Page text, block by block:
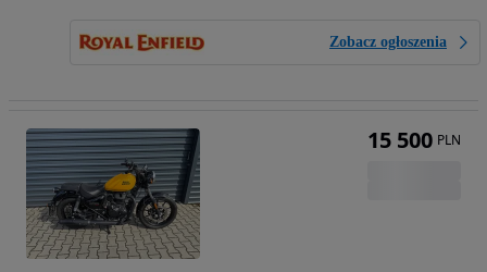
Zobacz ogłoszenia
15 500 PLN